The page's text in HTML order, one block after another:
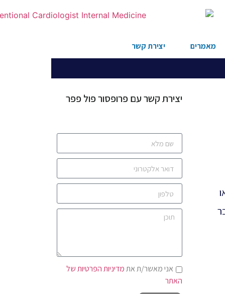
מאמרים יצירת קשר
יצירת קשר עם פרופסור פול פפר
אני מאשר/ת אתמדיניות הפרטיות של
האתר